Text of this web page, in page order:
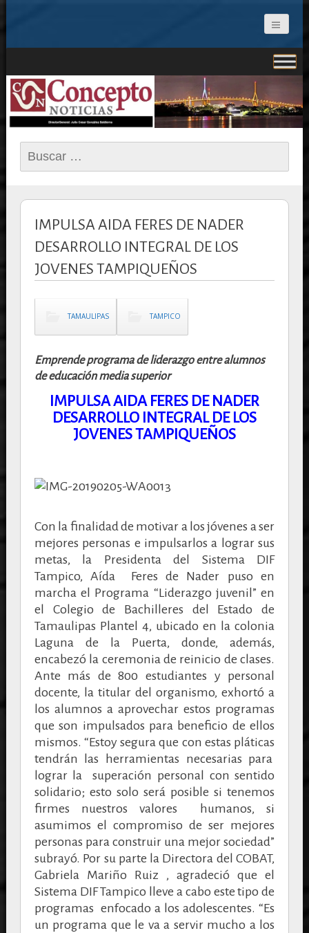
CONCEPTO NOTICIAS
Buscar:
IMPULSA AIDA FERES DE NADER
DESARROLLO INTEGRAL DE LOS
JOVENES TAMPIQUEÑOS
TAMAULIPAS TAMPICO
Emprende programa de liderazgo entre alumnos
de educación media superior
IMPULSA AIDA FERES DE NADER
DESARROLLO INTEGRAL DE LOS
JOVENES TAMPIQUEÑOS
Con la finalidad de motivar a los jóvenes a ser
mejores personas e impulsarlos a lograr sus
metas, la Presidenta del Sistema DIF
Tampico, Aída Feres de Nader puso en
marcha el Programa “Liderazgo juvenil” en
el Colegio de Bachilleres del Estado de
Tamaulipas Plantel 4, ubicado en la colonia
Laguna de la Puerta, donde, además,
encabezó la ceremonia de reinicio de clases.
Ante más de 800 estudiantes y personal
docente, la titular del organismo, exhortó a
los alumnos a aprovechar estos programas
que son impulsados para beneficio de ellos
mismos. “Estoy segura que con estas pláticas
tendrán las herramientas necesarias para
lograr la superación personal con sentido
solidario; esto solo será posible si tenemos
firmes nuestros valores humanos, si
asumimos el compromiso de ser mejores
personas para construir una mejor sociedad”
subrayó. Por su parte la Directora del COBAT,
Gabriela Mariño Ruiz , agradeció que el
Sistema DIF Tampico lleve a cabo este tipo de
programas enfocado a los adolescentes. “Es
un programa que le va a servir mucho a los